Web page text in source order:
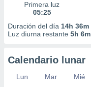
Primera luz
05:25
Duración del día 14h 36m
Luz diurna restante 5h 6m
Calendario lunar
Lun Mar Mié